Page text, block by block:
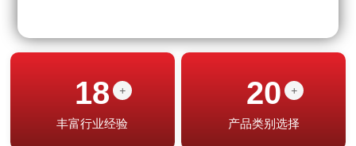
18 +
丰富行业经验
20 +
产品类别选择